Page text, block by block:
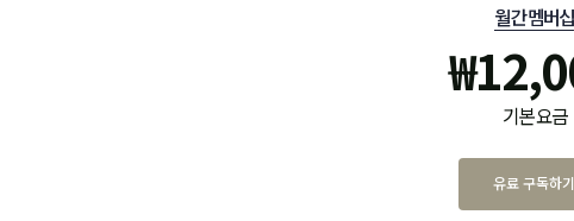
월간 멤버십
₩
기본 요금
유료 구독하기